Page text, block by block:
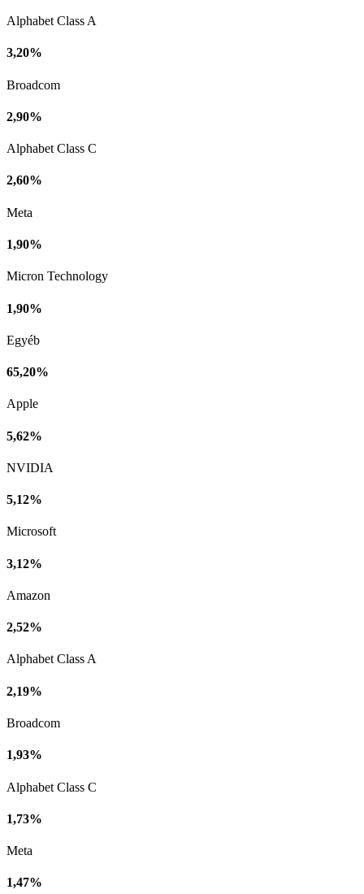
Alphabet Class A
3,20%
Broadcom
2,90%
Alphabet Class C
2,60%
Meta
1,90%
Micron Technology
1,90%
Egyéb
65,20%
Apple
5,62%
NVIDIA
5,12%
Microsoft
3,12%
Amazon
2,52%
Alphabet Class A
2,19%
Broadcom
1,93%
Alphabet Class C
1,73%
Meta
1,47%